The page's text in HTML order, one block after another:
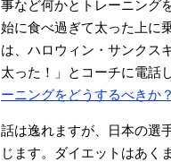
事など何かとトレーニング
始に食べ過ぎて太った上に
は、ハロウィン・サンクス
太った！」とコーチに電話
ーニングをどうするべきか？
話は逸れますが、日本の選
じます。ダイエットはあく